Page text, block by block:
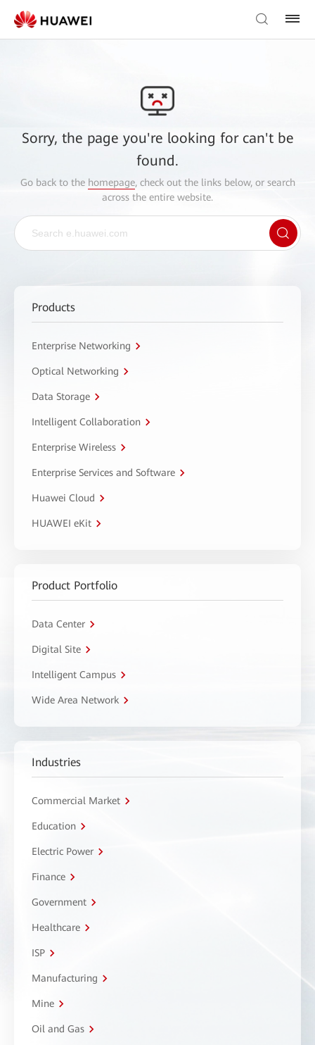
Sorry, the page you're looking for can't be
found.
Go back to the homepage, check out the links below, or search
across the entire website.
Products
Enterprise Networking
Optical Networking
Data Storage
Intelligent Collaboration
Enterprise Wireless
Enterprise Services and Software
Huawei Cloud
HUAWEI eKit
Product Portfolio
Data Center
Digital Site
Intelligent Campus
Wide Area Network
Industries
Commercial Market
Education
Electric Power
Finance
Government
Healthcare
ISP
Manufacturing
Mine
Oil and Gas